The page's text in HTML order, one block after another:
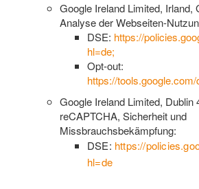
Google Ireland Limited, Irland,
Analyse der Webseiten-
DSE: https://
hl=de;
Opt-out:
https://
Google Ireland Limited, Dublin
reCAPTCHA, Sicherheit und
Missbrauchsbekämpfung:
DSE: https://
hl=de